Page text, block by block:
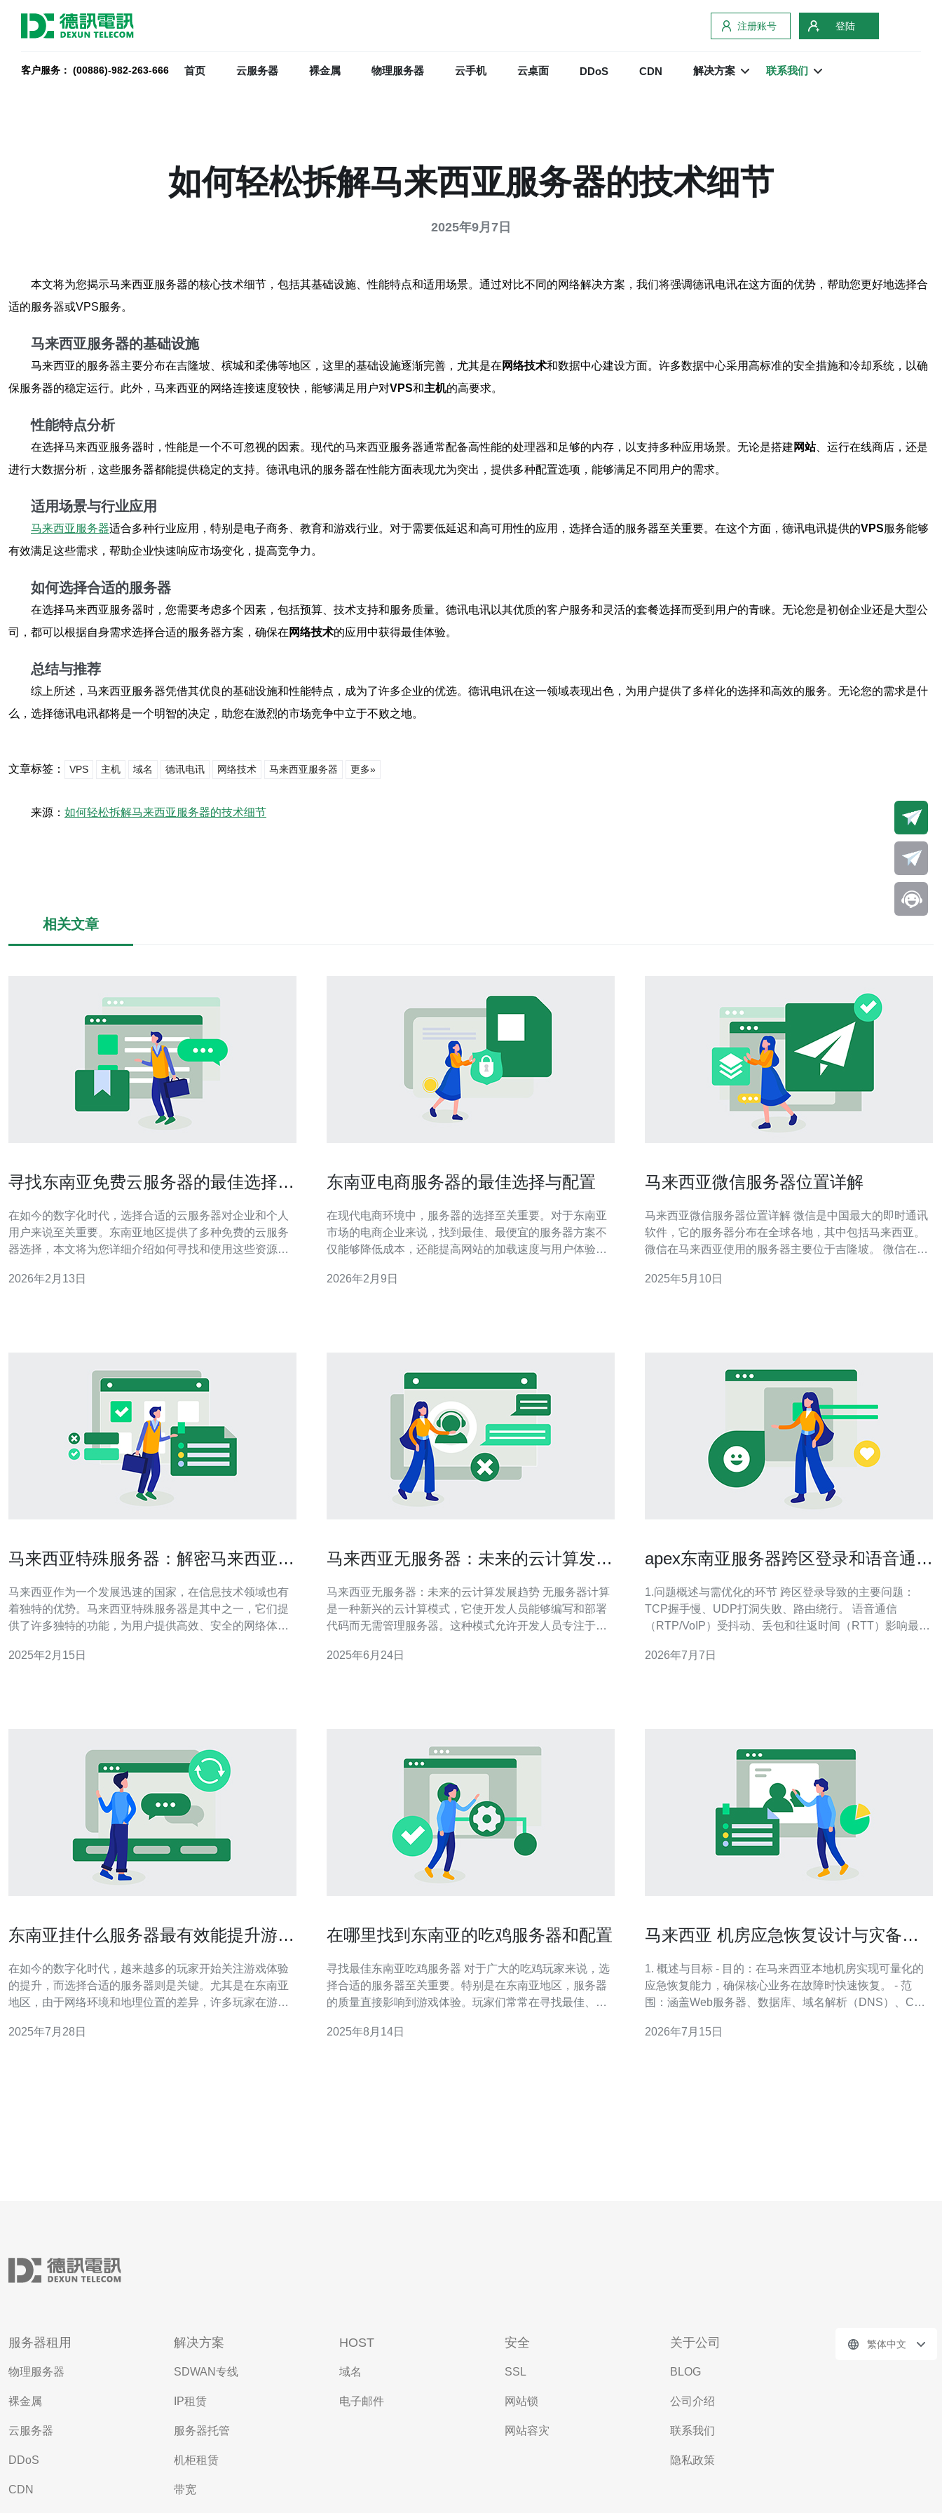
注册账号 登陆
客户服务： (00886)-982-263-666 首页 云服务器 裸金属 物理服务器 云手机 云桌面 DDoS CDN 解决方案 联系我们
如何轻松拆解马来西亚服务器的技术细节
2025年9月7日
本文将为您揭示马来西亚服务器的核心技术细节，包括其基础设施、性能特点和适用场景。通过对比不同的网络解决方案，我们将强调德讯电讯在这方面的优势，帮助您更好地选择合
适的服务器或VPS服务。
马来西亚服务器的基础设施
马来西亚的服务器主要分布在吉隆坡、槟城和柔佛等地区，这里的基础设施逐渐完善，尤其是在 网络技术和数据中心建设方面。许多数据中心采用高标准的安全措施和冷却系统，以确
保服务器的稳定运行。此外，马来西亚的网络连接速度较快，能够满足用户对VPS和主机的高要求。
性能特点分析
在选择马来西亚服务器时，性能是一个不可忽视的因素。现代的马来西亚服务器通常配备高性能的处理器和足够的内存，以支持多种应用场景。无论是搭建 网站、运行在线商店，还是
进行大数据分析，这些服务器都能提供稳定的支持。德讯电讯的服务器在性能方面表现尤为突出，提供多种配置选项，能够满足不同用户的需求。
适用场景与行业应用
马来西亚服务器适合多种行业应用，特别是电子商务、教育和游戏行业。对于需要低延迟和高可用性的应用，选择合适的服务器至关重要。在这个方面，德讯电讯提供的VPS服务能够
有效满足这些需求，帮助企业快速响应市场变化，提高竞争力。
如何选择合适的服务器
在选择马来西亚服务器时，您需要考虑多个因素，包括预算、技术支持和服务质量。德讯电讯以其优质的客户服务和灵活的套餐选择而受到用户的青睐。无论您是初创企业还是大型公
司，都可以根据自身需求选择合适的服务器方案，确保在 网络技术的应用中获得最佳体验。
总结与推荐
综上所述，马来西亚服务器凭借其优良的基础设施和性能特点，成为了许多企业的优选。德讯电讯在这一领域表现出色，为用户提供了多样化的选择和高效的服务。无论您的需求是什
么，选择德讯电讯都将是一个明智的决定，助您在激烈的市场竞争中立于不败之地。
文章标签： VPS 主机 域名 德讯电讯 网络技术 马来西亚服务器 更多»
来源： 如何轻松拆解马来西亚服务器的技术细节
相关文章
寻找东南亚免费云服务器的最佳选择与
在如今的数字化时代，选择合适的云服务器对企业和个人
用户来说至关重要。东南亚地区提供了多种免费的云服务
器选择，本文将为您详细介绍如何寻找和使用这些资源。
解云服务的基本概念 在开始寻找云服务器之前，您需要了
2026年2月13日
东南亚电商服务器的最佳选择与配置
在现代电商环境中，服务器的选择至关重要。对于东南亚
市场的电商企业来说，找到最佳、最便宜的服务器方案不
仅能够降低成本，还能提高网站的加载速度与用户体验。
助您在激烈的市场竞争中立于不败之地。 一、东南亚电商
2026年2月9日
马来西亚微信服务器位置详解
马来西亚微信服务器位置详解 微信是中国最大的即时通讯
软件，它的服务器分布在全球各地，其中包括马来西亚。
微信在马来西亚使用的服务器主要位于吉隆坡。 微信在马
连接速度。通过在马来西亚设立服务器，可以更好地满足
2025年5月10日
马来西亚特殊服务器：解密马来西亚服
马来西亚作为一个发展迅速的国家，在信息技术领域也有
着独特的优势。马来西亚特殊服务器是其中之一，它们提
供了许多独特的功能，为用户提供高效、安全的网络体
络架构，提供高速连接和低延迟。这意味着用户可以快速
2025年2月15日
马来西亚无服务器：未来的云计算发展
马来西亚无服务器：未来的云计算发展趋势 无服务器计算
是一种新兴的云计算模式，它使开发人员能够编写和部署
代码而无需管理服务器。这种模式允许开发人员专注于编
服务器计算正逐渐受到更多企业的关注。越来越多的公司
2025年6月24日
apex东南亚服务器跨区登录和语音通信
1.问题概述与需优化的环节 跨区登录导致的主要问题：
TCP握手慢、UDP打洞失败、路由绕行。 语音通信
（RTP/VoIP）受抖动、丢包和往返时间（RTT）影响最
量、丢包率。 中间件：NAT、ISP限速、家庭路由器QoS
2026年7月7日
东南亚挂什么服务器最有效能提升游戏
在如今的数字化时代，越来越多的玩家开始关注游戏体验
的提升，而选择合适的服务器则是关键。尤其是在东南亚
地区，由于网络环境和地理位置的差异，许多玩家在游戏
亚地区挂什么服务器最有效能提升游戏体验。 首先，我们
2025年7月28日
在哪里找到东南亚的吃鸡服务器和配置
寻找最佳东南亚吃鸡服务器 对于广大的吃鸡玩家来说，选
择合适的服务器至关重要。特别是在东南亚地区，服务器
的质量直接影响到游戏体验。玩家们常常在寻找最佳、最
详尽的评测和介绍，帮助你轻松找到合适的东南亚吃鸡服
2025年8月14日
马来西亚 机房应急恢复设计与灾备部
1. 概述与目标 - 目的：在马来西亚本地机房实现可量化的
应急恢复能力，确保核心业务在故障时快速恢复。 - 范
围：涵盖Web服务器、数据库、域名解析（DNS）、CDN
过演练验证（如下表演示）。 - 约束：机房带宽、跨州链
2026年7月15日
服务器租用
物理服务器
裸金属
云服务器
DDoS
CDN
解决方案
SDWAN专线
IP租赁
服务器托管
机柜租赁
带宽
HOST
域名
电子邮件
安全
SSL
网站锁
网站容灾
关于公司
BLOG
公司介绍
联系我们
隐私政策
繁体中文